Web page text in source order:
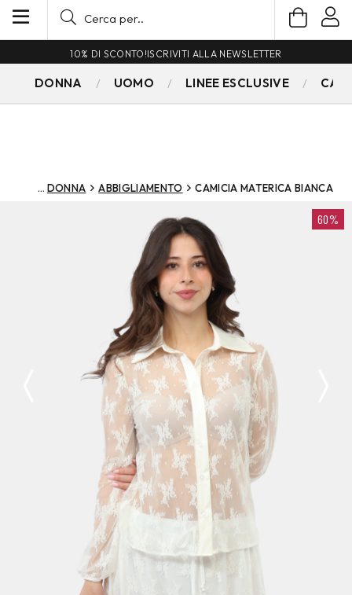
10% DI SCONTO!ISCRIVITI ALLA NEWSLETTER
DONNA UOMO LINEE ESCLUSIVE
DONNA ABBIGLIAMENTO CAMICIA MATERICA BIANCA
60%